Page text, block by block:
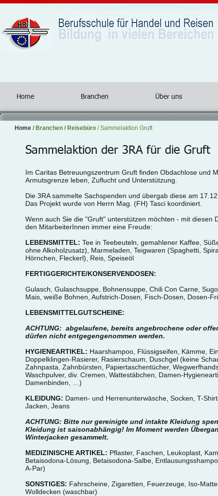
Home Branchen Über uns
Home / Branchen / Reisebüro / Sammelaktion Gruft
Sammelaktion der 3RA für die Gruft
Im Caritas Betreuungszentrum Gruft finden Obdachlose und
Armutsgrenze leben, Zuflucht und Unterstützung.
Die 3RA sammelte Sachspenden und übergab diese am
Das Projekt wurde von Herrn Mag. (FH) Tasci koordiniert.
Wenn auch Sie die "Gruft" unterstützen möchten - mit diesen
den MitarbeiterInnen immer eine Freude:
LEBENSMITTEL: Tee in Teebeuteln, gemahlener Kaffee,
ohne Alkohol­zusatz), Marmeladen, Teigwaren (Spaghetti,
Hörnchen, Fleckerl), Reis, Speiseöl
FERTIGGERICHTE/KONSERVENDOSEN:
Gulasch, Gulaschsuppe, Bohnensuppe, Chili Con Carne,
Mais, weiße Bohnen, Aufstrich-Dosen, Fisch-Dosen, Dosen-
LEBENSMITTELGUTSCHEINE:
ACHTUNG: abgelaufene, bereits angebrochene oder
dürfen nicht entgegengenommen werden.
HYGIENEARTIKEL: Haarshampoo, Flüssigseifen, Kämme,
Doppelklingen-Rasierer, Rasierschaum, Duschgel (keine
Zahnpasta, Zahnbürsten, Papiertaschentücher,
Waschpulver, div. Cremen, Watte­stäbchen, Damen-
Damenbinden, …)
KLEIDUNG: Damen- und Herrenunterwäsche, Socken, T-
Jacken, Jeans
ACHTUNG: Bitte nur gereinigte und intakte Kleidung
Kleidung ist saisonabhängig! Im Moment werden
Winterjacken gesammelt.
MEDIZINISCHE ARTIKEL: Pflaster, Faschen, Leukoplast,
Betaisodona-Lösung, Betaisodona-Salbe,
A-Par)
SONSTIGES: Fahrscheine, Zigaretten, Feuerzeuge, Iso-
Wolldecken (waschbar)